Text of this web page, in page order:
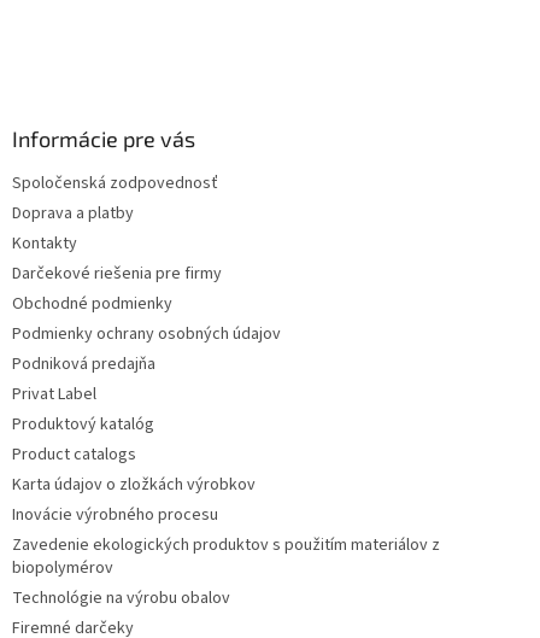
Informácie pre vás
Spoločenská zodpovednosť
Doprava a platby
Kontakty
Darčekové riešenia pre firmy
Obchodné podmienky
Podmienky ochrany osobných údajov
Podniková predajňa
Privat Label
Produktový katalóg
Product catalogs
Karta údajov o zložkách výrobkov
Inovácie výrobného procesu
Zavedenie ekologických produktov s použitím materiálov z
biopolymérov
Technológie na výrobu obalov
Firemné darčeky